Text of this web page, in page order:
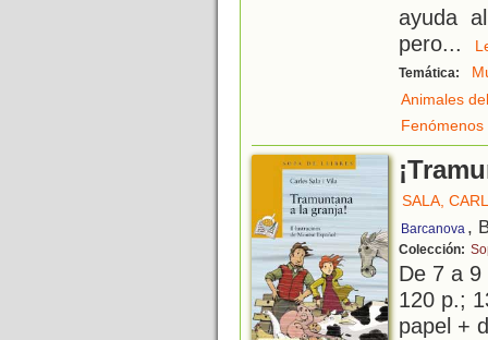
ayuda
pero...
Temática:
Animales
SALA,
Barcanova ,
Colección:
De 7 a
120 p.;
papel +